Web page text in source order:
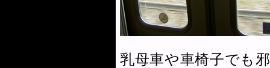
乳母車や車椅子でも